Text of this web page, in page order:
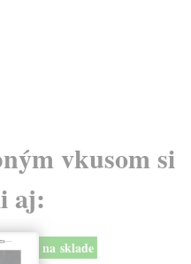
vkusom si
aj: